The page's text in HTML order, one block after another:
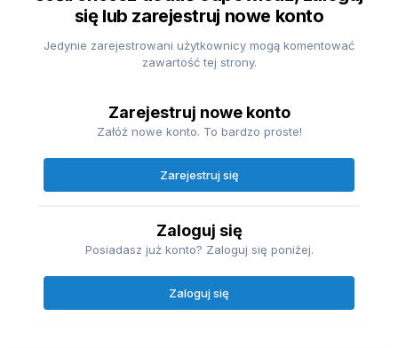
się lub zarejestruj nowe konto
Jedynie zarejestrowani użytkownicy mogą komentować
zawartość tej strony.
Zarejestruj nowe konto
Załóż nowe konto. To bardzo proste!
Zarejestruj się
Zaloguj się
Posiadasz już konto? Zaloguj się poniżej.
Zaloguj się